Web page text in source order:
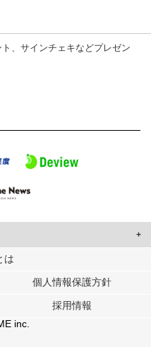
、サインチェキなどプレゼン
ーに合わせたコンテンツや広告の
ナーに提供しています。
たときに収集した他の情報を組み
は
個人情報保護方針
採用情報
inc.